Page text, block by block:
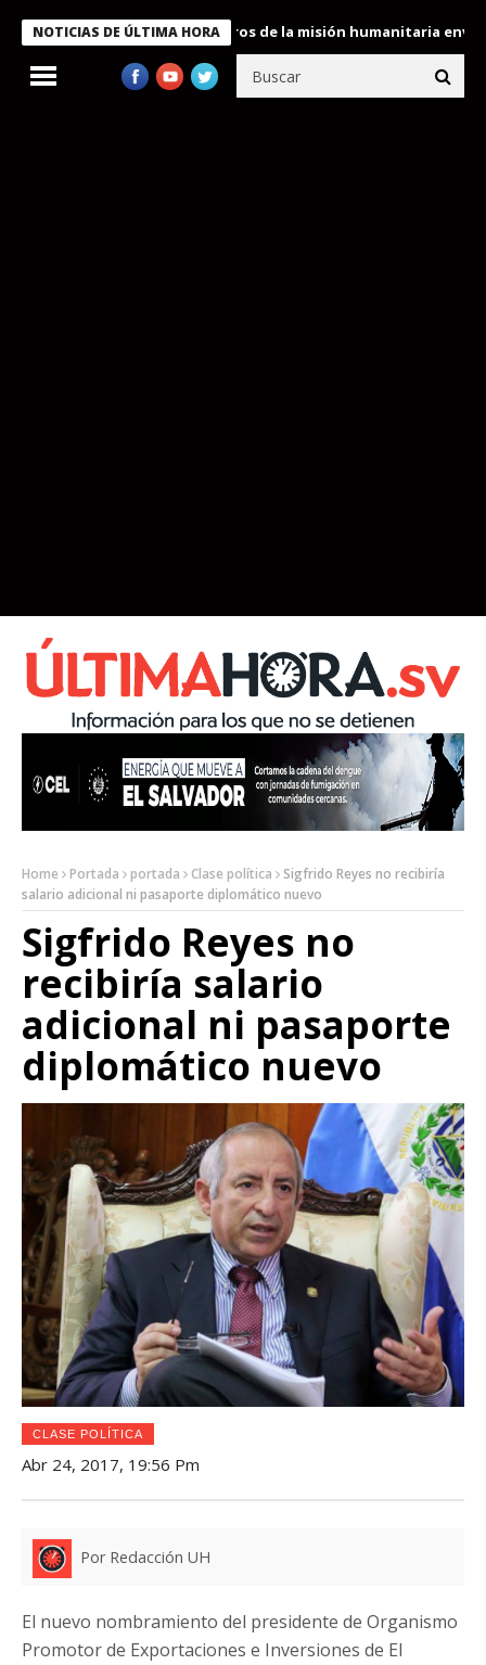
NOTICIAS DE ÚLTIMA HORA
condecora a miembros de la misión humanitaria enviada a
Home Portada portada Clase política
Sigfrido Reyes no recibiría
salario adicional ni pasaporte diplomático nuevo
Sigfrido Reyes no
recibiría salario
adicional ni pasaporte
diplomático nuevo
CLASE POLÍTICA
Abr 24, 2017, 19:56 Pm
Por Redacción UH
El nuevo nombramiento del presidente de Organismo
Promotor de Exportaciones e Inversiones de El